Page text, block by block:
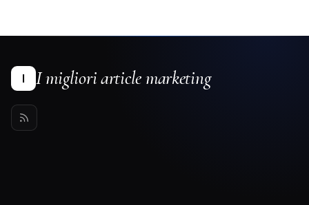
I I migliori article marketing